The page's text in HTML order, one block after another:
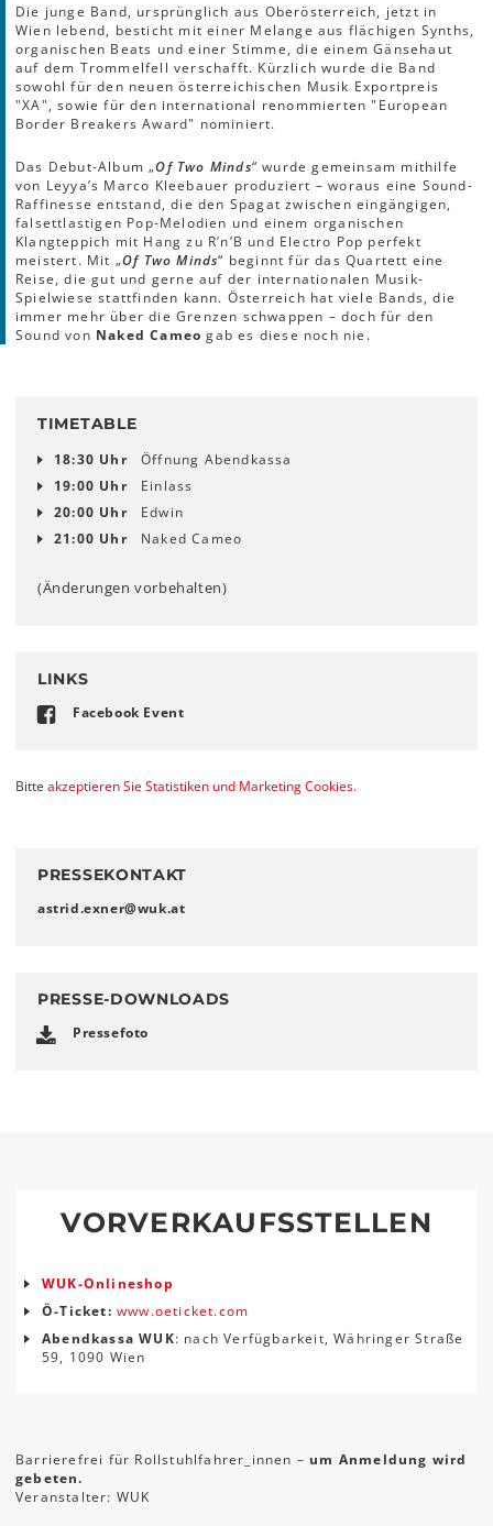
Die junge Band, ursprünglich aus Oberösterreich, jetzt in
Wien lebend, besticht mit einer Melange aus flächigen Synths,
organischen Beats und einer Stimme, die einem Gänsehaut
auf dem Trommelfell verschafft. Kürzlich wurde die Band
sowohl für den neuen österreichischen Musik Exportpreis
"XA", sowie für den international renommierten "European
Border Breakers Award" nominiert.
Das Debut-Album „Of Two Minds“ wurde gemeinsam mithilfe
von Leyya’s Marco Kleebauer produziert – woraus eine Sound-
Raffinesse entstand, die den Spagat zwischen eingängigen,
falsettlastigen Pop-Melodien und einem organischen
Klangteppich mit Hang zu R’n’B und Electro Pop perfekt
meistert. Mit „Of Two Minds“ beginnt für das Quartett eine
Reise, die gut und gerne auf der internationalen Musik-
Spielwiese stattfinden kann. Österreich hat viele Bands, die
immer mehr über die Grenzen schwappen – doch für den
Sound von Naked Cameo gab es diese noch nie.
TIMETABLE
18:30 Uhr
Öffnung Abendkassa
19:00 Uhr
Einlass
20:00 Uhr
Edwin
21:00 Uhr
Naked Cameo
(Änderungen vorbehalten)
LINKS
Facebook Event
Bitte akzeptieren Sie Statistiken und Marketing Cookies.
PRESSEKONTAKT
astrid.exner@wuk.at
PRESSE-DOWNLOADS
Pressefoto
VORVERKAUFSSTELLEN
WUK-Onlineshop
Ö-Ticket: www.oeticket.com
Abendkassa WUK: nach Verfügbarkeit, Währinger Straße
59, 1090 Wien
Barrierefrei für Rollstuhlfahrer_innen – um Anmeldung wird
gebeten.
Veranstalter: WUK